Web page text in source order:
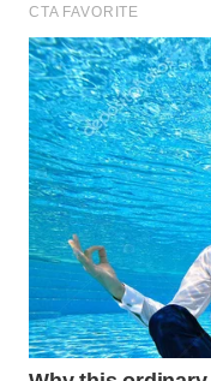
KARO
WN
SIMALUNGUN
WN
LABUHANBATU
WN
TAPANULI
TENGAH
WN DELI